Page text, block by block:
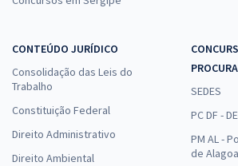
CONTEÚDO JURÍDICO
Consolidação das Leis do
Trabalho
Constituição Federal
Direito Administrativo
Direito Ambiental
SEDES
PC DF -
PM AL -
de